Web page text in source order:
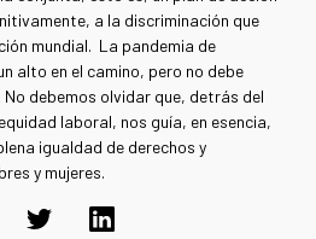
a la discriminación que
mundial. La pandemia de
alto en el camino, pero no debe
debemos olvidar que, detrás del
laboral, nos guía, en esencia,
igualdad de derechos y
y mujeres.